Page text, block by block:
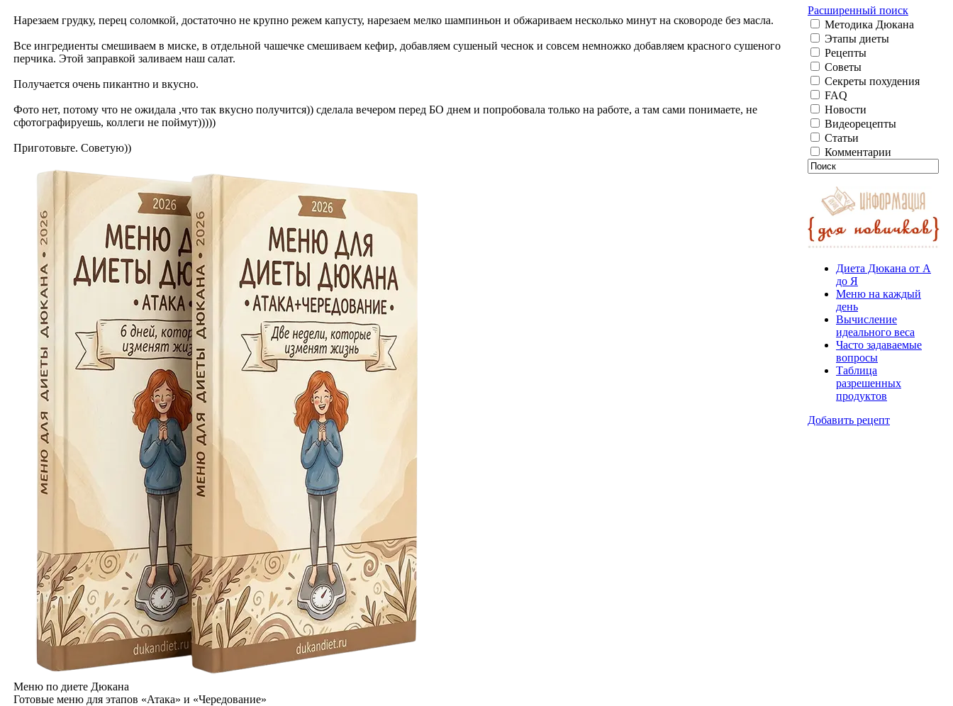
Нарезаем грудку, перец соломкой, достаточно не крупно режем капусту, нарезаем мелко шампиньон и обжариваем несколько минут на сковороде без масла.
Все ингредиенты смешиваем в миске, в отдельной чашечке смешиваем кефир, добавляем сушеный чеснок и совсем немножко добавляем красного сушеного
перчика. Этой заправкой заливаем наш салат.
Получается очень пикантно и вкусно.
Фото нет, потому что не ожидала ,что так вкусно получится)) сделала вечером перед БО днем и попробовала только на работе, а там сами понимаете, не
сфотографируешь, коллеги не поймут)))))
Приготовьте. Советую))
Меню по диете Дюкана
Готовые меню для этапов «Атака» и «Чередование»
Расширенный поиск
Методика Дюкана
Этапы диеты
Рецепты
Советы
Секреты похудения
FAQ
Новости
Видеорецепты
Статьи
Комментарии
Диета Дюкана от А
до Я
Меню на каждый
день
Вычисление
идеального веса
Часто задаваемые
вопросы
Таблица
разрешенных
продуктов
Добавить рецепт